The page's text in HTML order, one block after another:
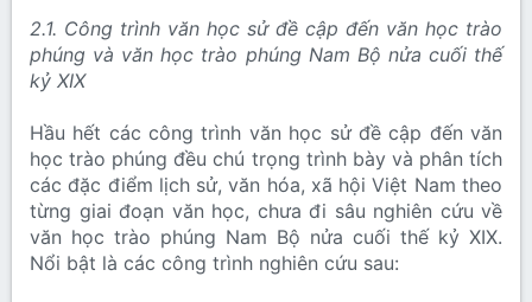
2.1. Công trình văn học sử đề cập đến văn học trào
phúng và văn học trào phúng Nam Bộ nửa cuối thế
kỷ XIX
Hầu hết các công trình văn học sử đề cập đến văn
học trào phúng đều chú trọng trình bày và phân tích
các đặc điểm lịch sử, văn hóa, xã hội Việt Nam theo
từng giai đoạn văn học, chưa đi sâu nghiên cứu về
văn học trào phúng Nam Bộ nửa cuối thế kỷ XIX.
Nổi bật là các công trình nghiên cứu sau: